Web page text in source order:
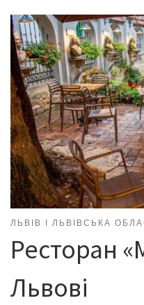
ЛЬВІВ І ЛЬВІВСЬКА
Ресторан
Львові